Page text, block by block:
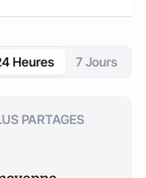
Heures 7 Jours
PARTAGES